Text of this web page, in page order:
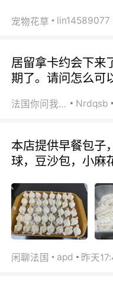
宠物花草 lin14589077
居留拿卡约会下来
期了。请问怎么可
法国你问我答 Nrdqsb
本店提供早餐包子
球，豆沙包，小麻
闲聊法国 apd 昨天